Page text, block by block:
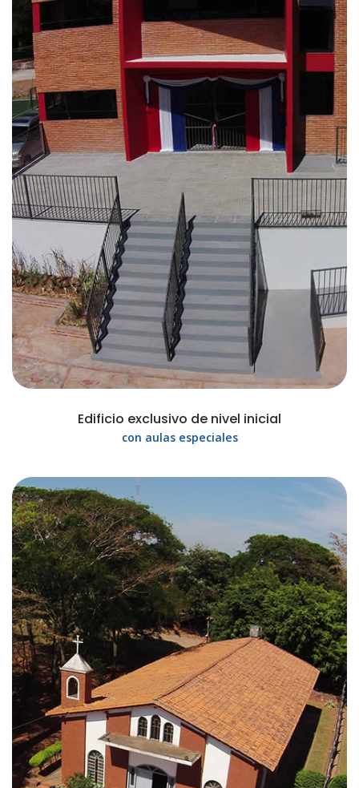
Edificio exclusivo de nivel inicial
con aulas especiales